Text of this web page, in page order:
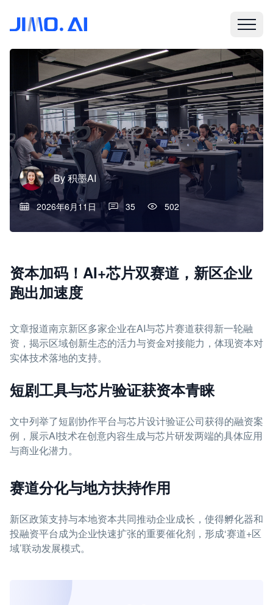
By积墨AI
2026年6月11日 35 502
资本加码！AI+芯片双赛道，新区企业
跑出加速度
文章报道南京新区多家企业在AI与芯片赛道获得新一轮融
资，揭示区域创新生态的活力与资金对接能力，体现资本对
实体技术落地的支持。
短剧工具与芯片验证获资本青睐
文中列举了短剧协作平台与芯片设计验证公司获得的融资案
例，展示AI技术在创意内容生成与芯片研发两端的具体应用
与商业化潜力。
赛道分化与地方扶持作用
新区政策支持与本地资本共同推动企业成长，使得孵化器和
投融资平台成为企业快速扩张的重要催化剂，形成‘赛道+区
域’联动发展模式。